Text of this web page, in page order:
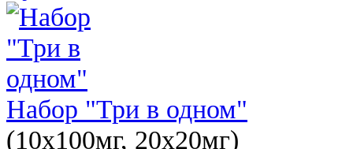
Набор "Три в одном"
(10x100мг, 20x20мг)